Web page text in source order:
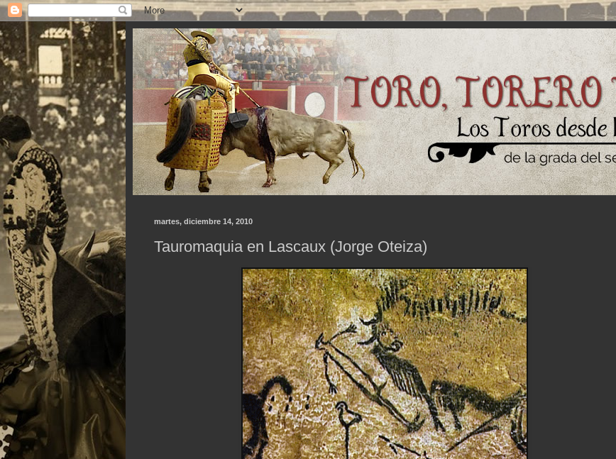
martes, diciembre 14, 2010
Tauromaquia en Lascaux (Jorge Oteiza)